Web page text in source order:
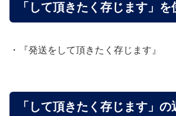
「して頂きたく存じます」
・『発送をして頂きたく存じます』
「して頂きたく存じます」